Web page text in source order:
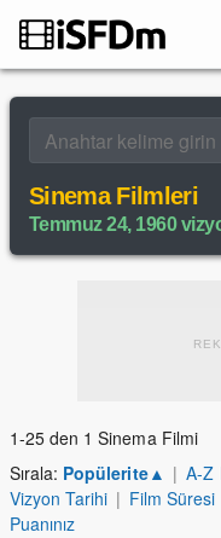
Sinema Filmleri
Temmuz 24, 1960
1-25 den 1 Sinema Filmi
Sırala: Popülerite▲ | A-Z
Vizyon Tarihi | Film Süresi
Puanınız